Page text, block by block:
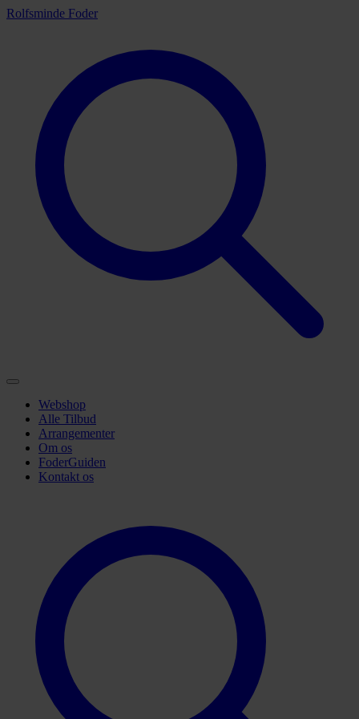
Rolfsminde Foder
Webshop
Alle Tilbud
Arrangementer
Om os
FoderGuiden
Kontakt os